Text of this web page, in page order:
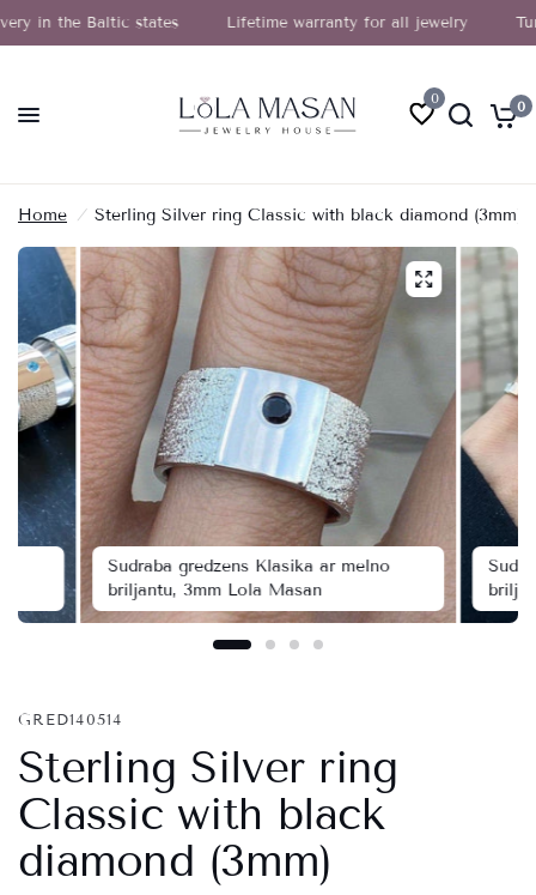
the Baltic states Lifetime warranty for all jewelry Turn
0 0
Home / Sterling Silver ring Classic with black diamond (3mm)
Sudraba gredzens Klasika ar melno
briljantu, 3mm Lola Masan
GRED140514
Sterling Silver ring
Classic with black
diamond (3mm)